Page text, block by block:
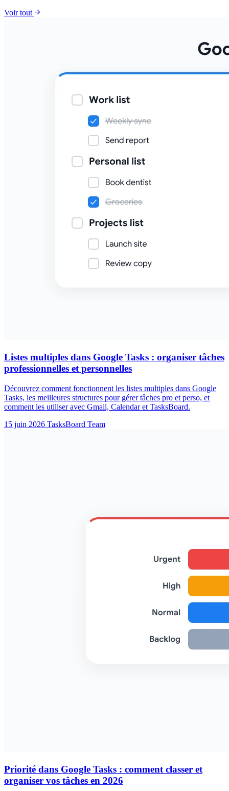
Voir tout arrow_forward
Listes multiples dans Google Tasks : organiser tâches
professionnelles et personnelles
Découvrez comment fonctionnent les listes multiples dans Google
Tasks, les meilleures structures pour gérer tâches pro et perso, et
comment les utiliser avec Gmail, Calendar et TasksBoard.
15 juin 2026 TasksBoard Team
Priorité dans Google Tasks : comment classer et
organiser vos tâches en 2026